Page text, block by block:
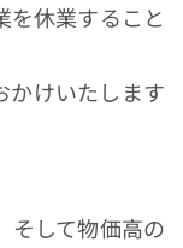
を休業すること
かけいたします
そして物価高の